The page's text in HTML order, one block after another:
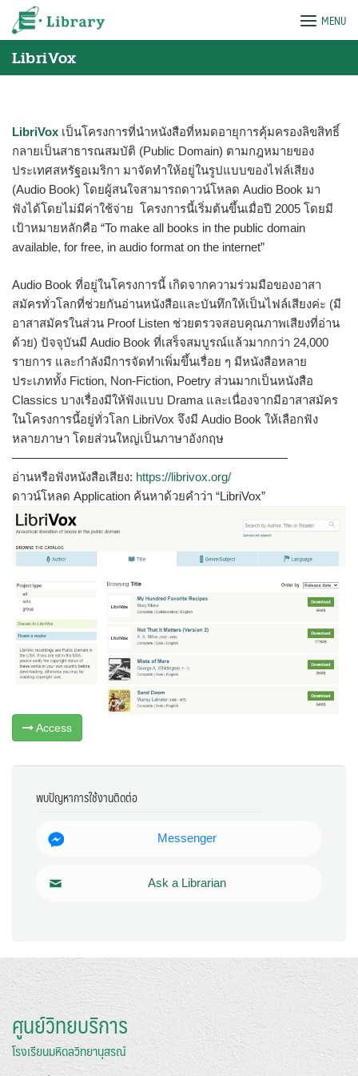
Skip
e-Library MENU
LibriVox
LibriVox เป็นโครงการที่นำหนังสือที่หมดอายุการคุ้มครองลิขสิทธิ์
กลายเป็นสาธารณสมบัติ (Public Domain) ตามกฎหมายของ
ประเทศสหรัฐอเมริกา มาจัดทำให้อยู่ในรูปแบบของไฟล์เสียง
(Audio Book) โดยผู้สนใจสามารถดาวน์โหลด Audio Book มา
ฟังได้โดยไม่มีค่าใช้จ่าย โครงการนี้เริ่มต้นขึ้นเมื่อปี 2005 โดยมี
เป้าหมายหลักคือ “To make all books in the public domain
available, for free, in audio format on the internet”
Audio Book ที่อยู่ในโครงการนี้ เกิดจากความร่วมมือของอาสา
สมัครทั่วโลกที่ช่วยกันอ่านหนังสือและบันทึกให้เป็นไฟล์เสียงค่ะ (มี
อาสาสมัครในส่วน Proof Listen ช่วยตรวจสอบคุณภาพเสียงที่อ่าน
ด้วย) ปัจจุบันมี Audio Book ที่เสร็จสมบูรณ์แล้วมากกว่า 24,000
รายการ และกำลังมีการจัดทำเพิ่มขึ้นเรื่อย ๆ มีหนังสือหลาย
ประเภททั้ง Fiction, Non-Fiction, Poetry ส่วนมากเป็นหนังสือ
Classics บางเรื่องมีให้ฟังแบบ Drama และเนื่องจากมีอาสาสมัคร
ในโครงการนี้อยู่ทั่วโลก LibriVox จึงมี Audio Book ให้เลือกฟัง
หลายภาษา โดยส่วนใหญ่เป็นภาษาอังกฤษ
———————————————————————
อ่านหรือฟังหนังสือเสียง: https://librivox.org/
ดาวน์โหลด Application ค้นหาด้วยคำว่า “LibriVox”
Access
พบปัญหาการใช้งานติดต่อ
Messenger
Ask a Librarian
ศูนย์วิทยบริการ
โรงเรียนมหิดลวิทยานุสรณ์